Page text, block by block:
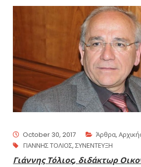
October 30, 2017 Άρθρα,
ΓΙΑΝΝΗΣ ΤΟΛΙΟΣ,ΣΥΝΕΝΤΕΥΞΗ
Γιάννης Τόλιος, διδάκτωρ